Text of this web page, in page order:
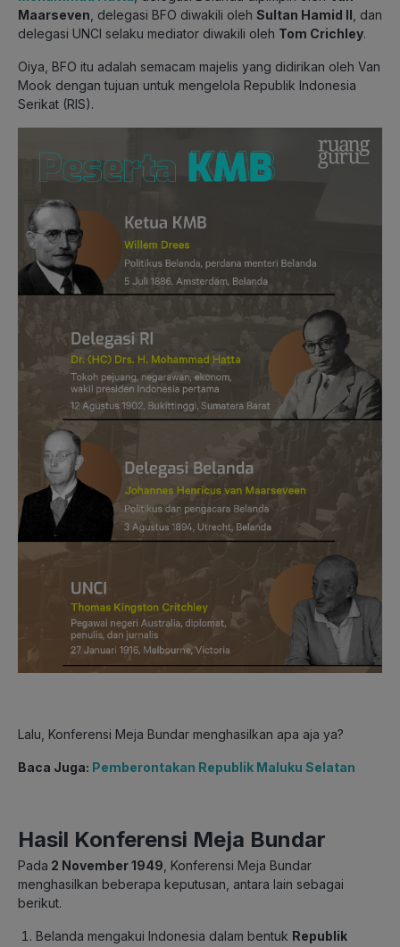
Maarseven , delegasi BFO diwakili oleh Sultan Hamid II , dan
delegasi UNCI selaku mediator diwakili oleh Tom Crichley.
Oiya, BFO itu adalah semacam majelis yang didirikan oleh Van
Mook dengan tujuan untuk mengelola Republik Indonesia
Serikat (RIS).
Lalu, Konferensi Meja Bundar menghasilkan apa aja ya?
Baca Juga: Pemberontakan Republik Maluku Selatan
Hasil Konferensi Meja Bundar
Pada 2 November 1949, Konferensi Meja Bundar
menghasilkan beberapa keputusan, antara lain sebagai
berikut.
Belanda mengakui Indonesia dalam bentuk Republik